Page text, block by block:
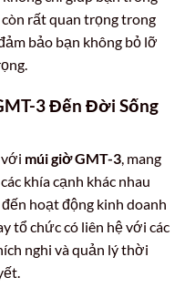
rất quan trọng trong
bảo bạn không bỏ lỡ
3 Đến Đời Sống
với múi giờ GMT-3, mang
khía cạnh khác nhau
hoạt động kinh doanh
tổ chức có liên hệ với các
nghi và quản lý thời